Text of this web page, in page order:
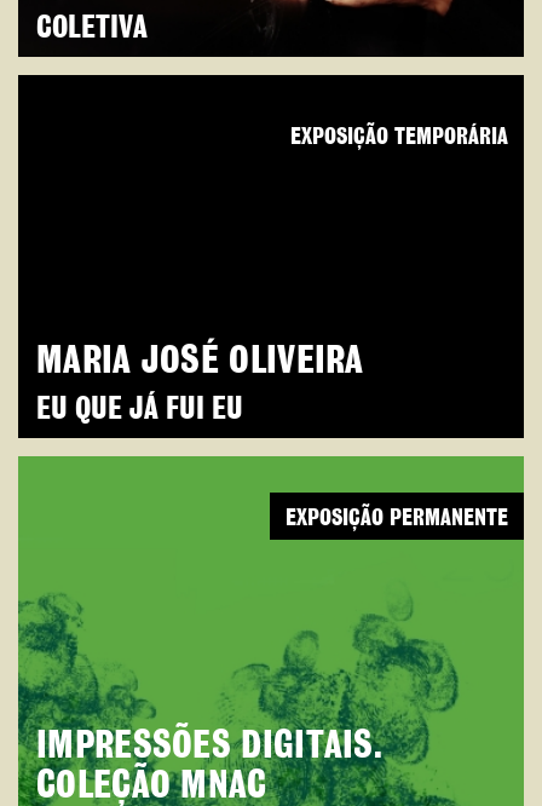
COLETIVA
MARIA JOSÉ OLIVEIRA
EU QUE JÁ FUI EU
EXPOSIÇÃO TEMPORÁRIA
IMPRESSÕES DIGITAIS.
COLEÇÃO MNAC
EXPOSIÇÃO PERMANENTE